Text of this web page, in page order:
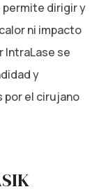
dirigir y
ni impacto
IntraLase se
y
el cirujano